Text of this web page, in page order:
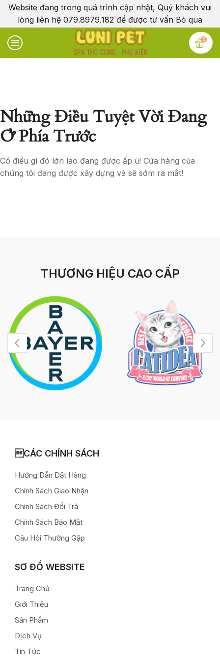
Website đang trong quá trình cập nhật, Quý khách vui
lòng liên hệ 079.8979.182 để được tư vấn Bỏ qua
0
Những Điều Tuyệt Vời Đang
Ở Phía Trước
Có điều gì đó lớn lao đang được ấp ủ! Cửa hàng của
chúng tôi đang được xây dựng và sẽ sớm ra mắt!
THƯƠNG HIỆU CAO CẤP
CÁC CHÍNH SÁCH
Hướng Dẫn Đặt Hàng
Chính Sách Giao Nhận
Chính Sách Đổi Trả
Chính Sách Bảo Mật
Câu Hỏi Thường Gặp
SƠ ĐỒ WEBSITE
Trang Chủ
Giới Thiệu
Sản Phẩm
Dịch Vụ
Tin Tức